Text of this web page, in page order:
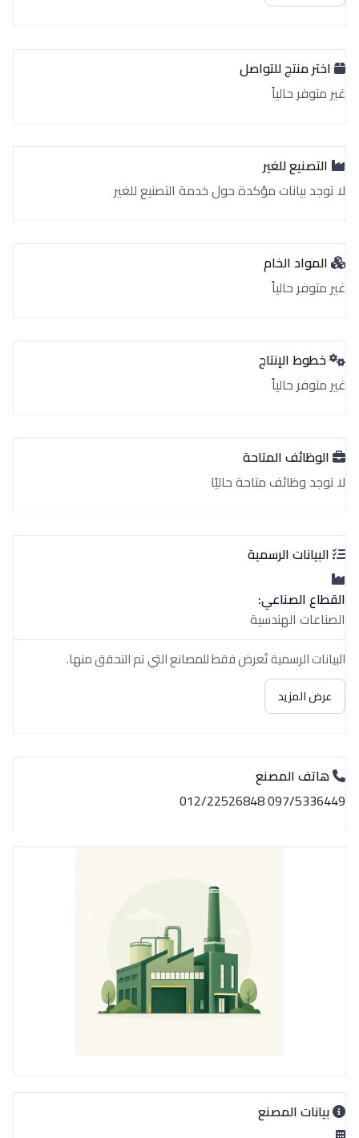
اختر منتج للتواصل
غير متوفر حالياً
التصنيع للغير
لا توجد بيانات مؤكدة حول خدمة التصنيع للغير
المواد الخام
غير متوفر حالياً
خطوط الإنتاج
غير متوفر حالياً
الوظائف المتاحة
لا توجد وظائف متاحة حاليًا
البيانات الرسمية
القطاع الصناعي:
الصناعات الهندسية
البيانات الرسمية تُعرض فقط للمصانع التي تم التحقق منها.
عرض المزيد
هاتف المصنع
097/5336449 012/22526848
بيانات المصنع